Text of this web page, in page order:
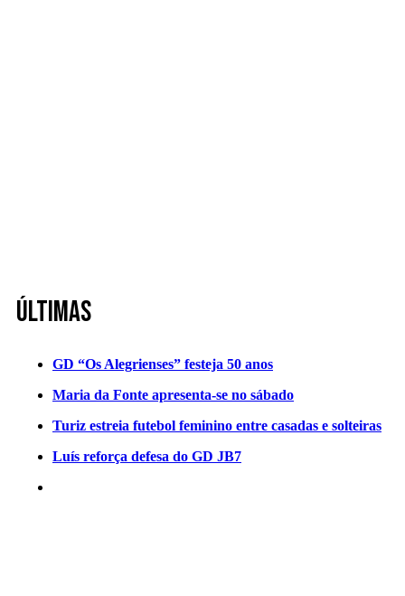
Últimas
GD “Os Alegrienses” festeja 50 anos
Maria da Fonte apresenta-se no sábado
Turiz estreia futebol feminino entre casadas e solteiras
Luís reforça defesa do GD JB7